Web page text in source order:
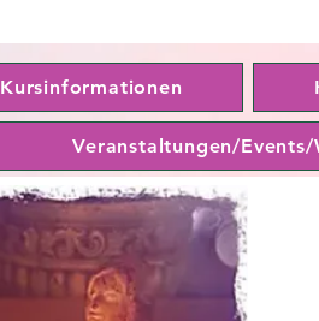
Kursinformationen
Veranstaltungen/Events/